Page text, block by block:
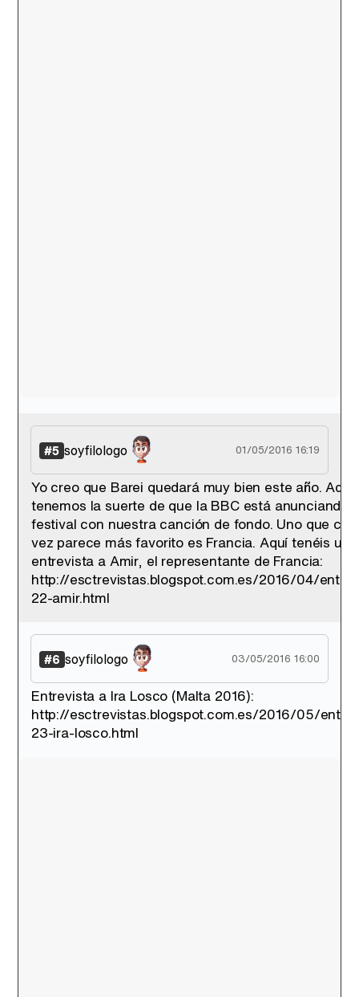
#5 soyfilologo 01/05/2016 16:19
Yo creo que Barei quedará muy bien este año.
tenemos la suerte de que la BBC está anunciando
festival con nuestra canción de fondo. Uno que
vez parece más favorito es Francia. Aquí tenéis una
entrevista a Amir, el representante de Francia:
http://esctrevistas.blogspot.com.es/2016/04/
22-amir.html
#6 soyfilologo 03/05/2016 16:00
Entrevista a Ira Losco (Malta 2016):
http://esctrevistas.blogspot.com.es/2016/05/
23-ira-losco.html